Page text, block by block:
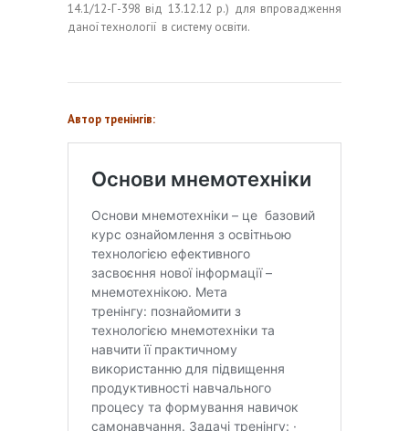
14.1/12-Г-398 від 13.12.12 р.) для впровадження
даної технології в систему освіти.
Автор тренінгів: